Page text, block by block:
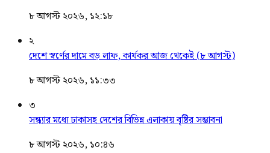
৮ আগস্ট ২০২৬, ১২:১৮
২
দেশে স্বর্ণের দামে বড় লাফ, কার্যকর আজ থেকেই (৮ আগস্ট)
৮ আগস্ট ২০২৬, ১১:৩৩
৩
সন্ধ্যার মধ্যে ঢাকাসহ দেশের বিভিন্ন এলাকায় বৃষ্টির সম্ভাবনা
৮ আগস্ট ২০২৬, ১০:৪৬